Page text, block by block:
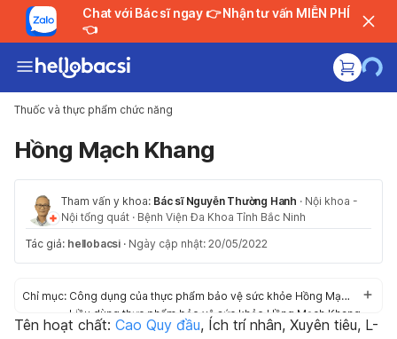
Chat với Bác sĩ ngay 👉 Nhận tư vấn MIỄN PHÍ
👈
Thuốc và thực phẩm chức năng
Hồng Mạch Khang
Tham vấn y khoa: Bác sĩ Nguyễn Thường Hanh · Nội khoa -
Nội tổng quát · Bệnh Viện Đa Khoa Tỉnh Bắc Ninh
Tác giả: hellobacsi · Ngày cập nhật: 20/05/2022
Chỉ mục:
Công dụng của thực phẩm bảo vệ sức khỏe Hồng Mạch Khang
Liều dùng thực phẩm bảo vệ sức khỏe Hồng Mạch Khang
Cách dùng thực phẩm bảo vệ sức khỏe Hồng Mạch Khang
Tên hoạt chất: Cao Quy đầu, Ích trí nhân, Xuyên tiêu, L-